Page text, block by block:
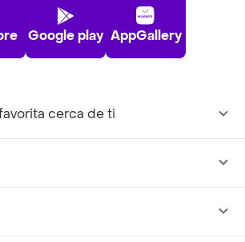
Google play AppGallery
cerca de ti